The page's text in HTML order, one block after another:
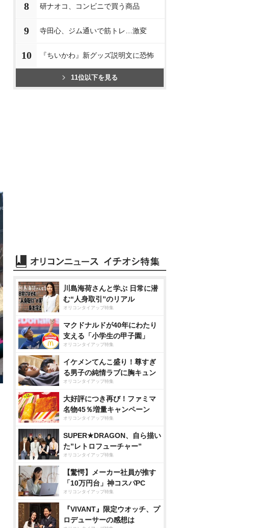
8 研ナオコ、コンビニで買う商品
9 寺田心、ジム通いで筋トレ…激変
10 『ちいかわ』新グッズ説明文に恐怖
11位以下を見る
川島海荷さんと学ぶ 日常に潜
む“人身取引”のリアル
オリコンタイアップ特集
マクドナルドが40年にわたり
支える「小学生の甲子園」
オリコンタイアップ特集
イケメンてんこ盛り！尊すぎ
る男子の純情ラブに胸キュン
オリコンタイアップ特集
大好評につき再び！ファミマ
名物45％増量キャンペーン
オリコンタイアップ特集
SUPER★DRAGON、自ら描い
た”レトロフューチャー”
オリコンタイアップ特集
【驚愕】メーカー社員が推す
「10万円台」神コスパPC
オリコンタイアップ特集
『VIVANT』限定ウオッチ、プ
ロデューサーの感想は